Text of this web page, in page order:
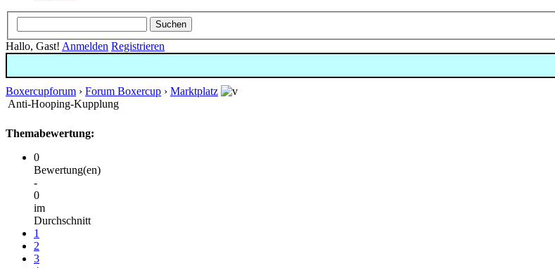
Hallo, Gast! Anmelden Registrieren
Boxercupforum › Forum Boxercup › Marktplatz
Anti-Hooping-Kupplung
Themabewertung:
0
Bewertung(en)
-
0
im
Durchschnitt
1
2
3